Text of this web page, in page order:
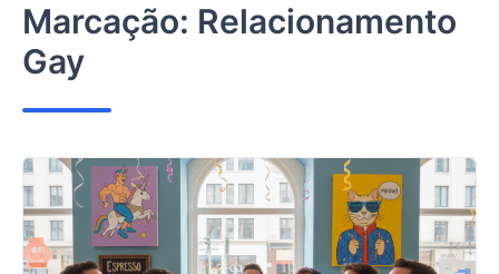
Marcação: Relacionamento
Gay